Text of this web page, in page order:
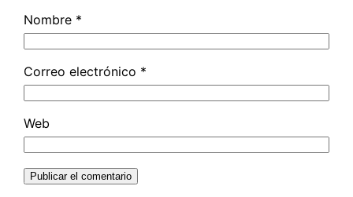
Nombre *
Correo electrónico *
Web